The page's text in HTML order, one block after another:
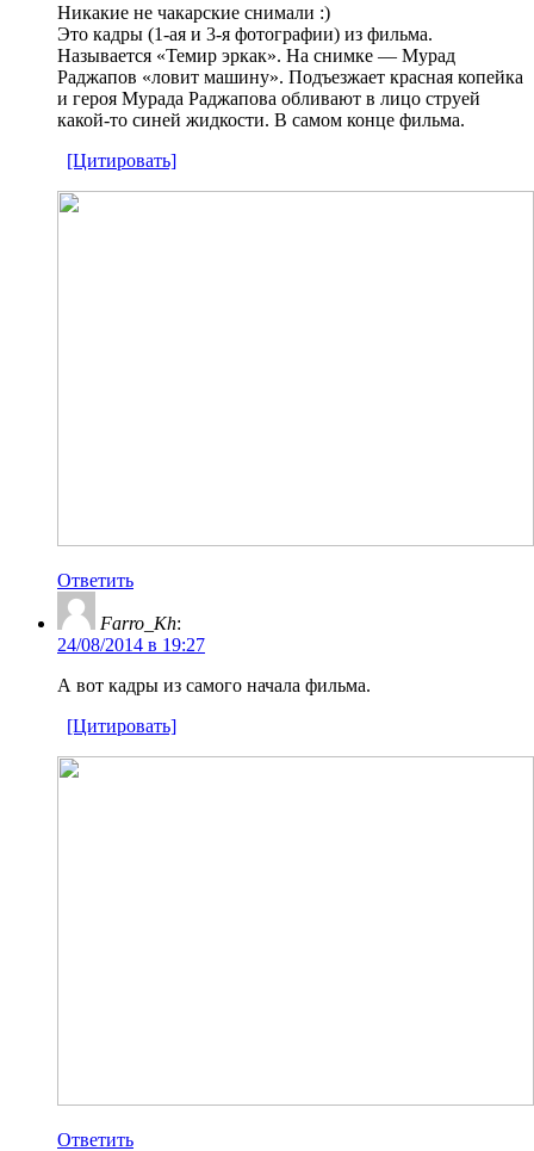
Никакие не чакарские снимали :)
Это кадры (1-ая и 3-я фотографии) из фильма.
Называется «Темир эркак». На снимке — Мурад
Раджапов «ловит машину». Подъезжает красная копейка
и героя Мурада Раджапова обливают в лицо струей
какой-то синей жидкости. В самом конце фильма.
[Цитировать]
Ответить
Farro_Kh:
24/08/2014 в 19:27
А вот кадры из самого начала фильма.
[Цитировать]
Ответить